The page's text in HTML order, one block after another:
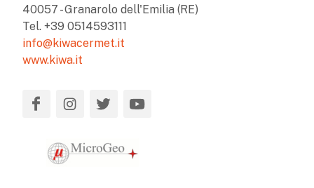
40057 - Granarolo dell'Emilia (RE)
Tel. +39 0514593111
info@kiwacermet.it
www.kiwa.it